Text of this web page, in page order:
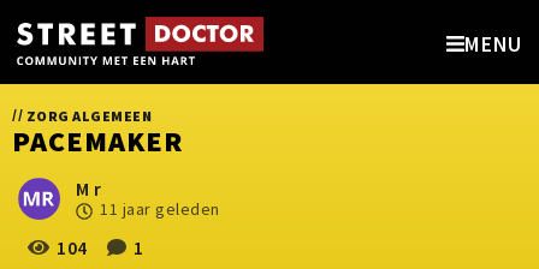
MENU
// ZORG ALGEMEEN
PACEMAKER
M r
11 jaar geleden
104 1